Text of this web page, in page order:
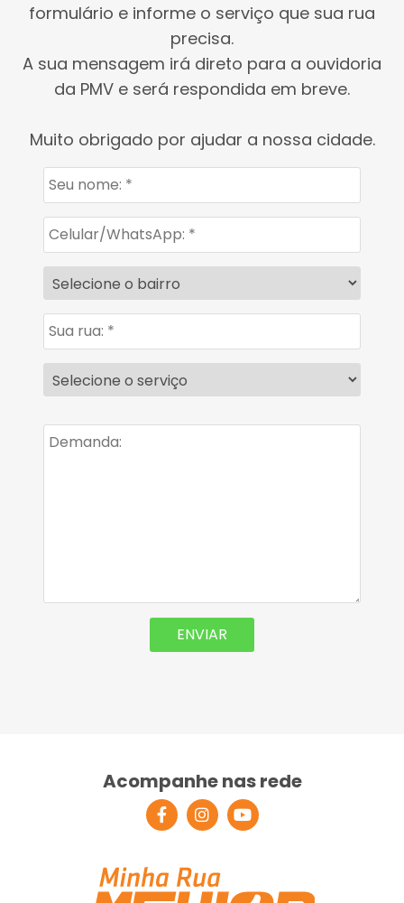
formulário e informe o serviço que sua rua
precisa.
A sua mensagem irá direto para a ouvidoria
da PMV e será respondida em breve.
Muito obrigado por ajudar a nossa cidade.
Acompanhe nas rede